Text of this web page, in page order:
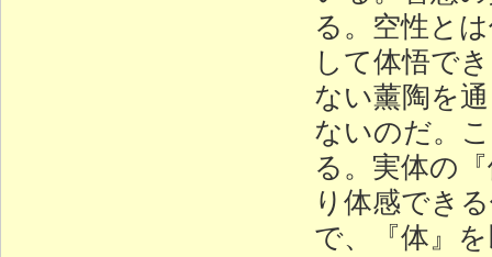
る。空性と
して体悟で
ない薰陶を
ないのだ。
る。実体の
り体感でき
で、『体』